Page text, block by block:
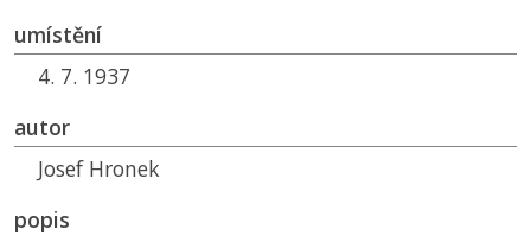
umístění
4. 7. 1937
autor
Josef Hronek
popis